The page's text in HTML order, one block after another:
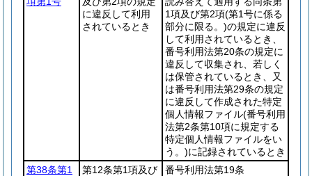
に違反して利用
されているとき
1項及び第2項(第1号に係る
部分に限る。)の規定に違反
して利用されているとき、
番号利用法第20条の規定に
違反して収集され、若しく
は保管されているとき、又
は番号利用法第29条の規定
に違反して作成された特定
個人情報ファイル(番号利用
法第2条第10項に規定する
特定個人情報ファイルをい
う。)に記録されているとき
第38条第1
第12条第1項及び
番号利用法第19条